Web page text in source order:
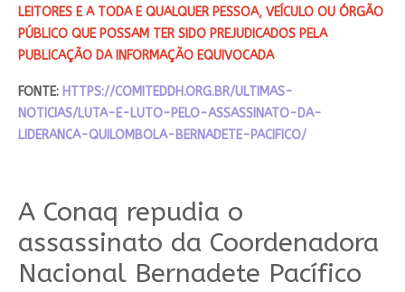
LEITORES E A TODA E QUALQUER PESSOA, VEÍCULO OU ÓRGÃO
PÚBLICO QUE POSSAM TER SIDO PREJUDICADOS PELA
PUBLICAÇÃO DA INFORMAÇÃO EQUIVOCADA
FONTE: HTTPS://COMITEDDH.ORG.BR/ULTIMAS-
NOTICIAS/LUTA-E-LUTO-PELO-ASSASSINATO-DA-
LIDERANCA-QUILOMBOLA-BERNADETE-PACIFICO/
A Conaq repudia o
assassinato da Coordenadora
Nacional Bernadete Pacífico